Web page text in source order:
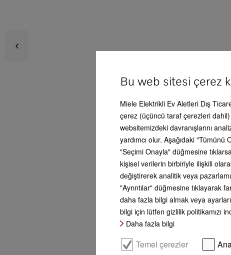
Ürün
Bu web sitesi çerez
Miele Elektrikli Ev Aletleri Dış
çerez (üçüncü taraf çerezleri dahil)
websitemizdeki davranışlarını
yardımcı olur. Aşağıdaki
"Seçimi Onayla" düğmesine
kişisel verilerin birbiriyle ilişkili
değiştirerek analitik veya
"Ayrıntılar" düğmesine tıklayarak
daha fazla bilgi almak veya
bilgi için lütfen gizlilik politikamızı
Daha fazla bilgi
Temel çerezler